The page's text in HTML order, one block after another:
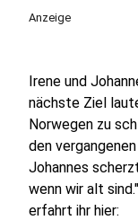
Anzeige
Irene und
nächste Ziel
Norwegen zu
den
Johannes
wenn wir alt
erfahrt ihr hier: